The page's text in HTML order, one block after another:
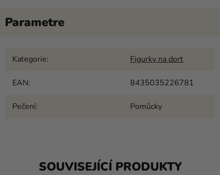
Kategorie: Figurky na dort
EAN: 8435035226781
Pečení: Pomůcky
SOUVISEJÍCÍ PRODUKTY